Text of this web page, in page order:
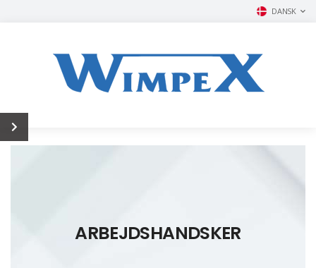
DANSK
ARBEJDSHANDSKER